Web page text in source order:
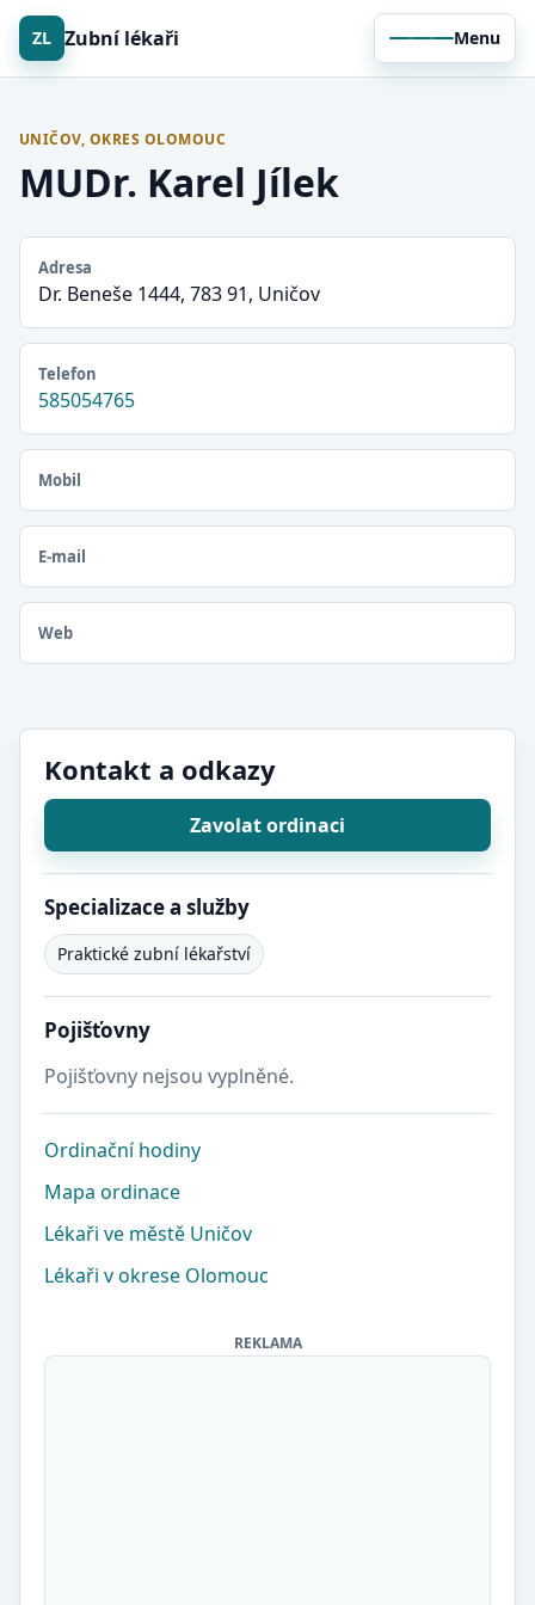
ZL Zubní lékaři Menu
UNIČOV, OKRES OLOMOUC
MUDr. Karel Jílek
Adresa
Dr. Beneše 1444, 783 91, Uničov
Telefon
585054765
Mobil
E-mail
Web
Kontakt a odkazy
Zavolat ordinaci
Specializace a služby
Praktické zubní lékařství
Pojišťovny
Pojišťovny nejsou vyplněné.
Ordinační hodiny
Mapa ordinace
Lékaři ve městě Uničov
Lékaři v okrese Olomouc
REKLAMA